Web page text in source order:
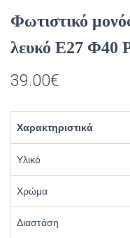
Φωτιστικό
λευκό Ε27 Φ40
39.00€
Χαρακτηριστικά
Υλικό
Χρώμα
Διαστάση